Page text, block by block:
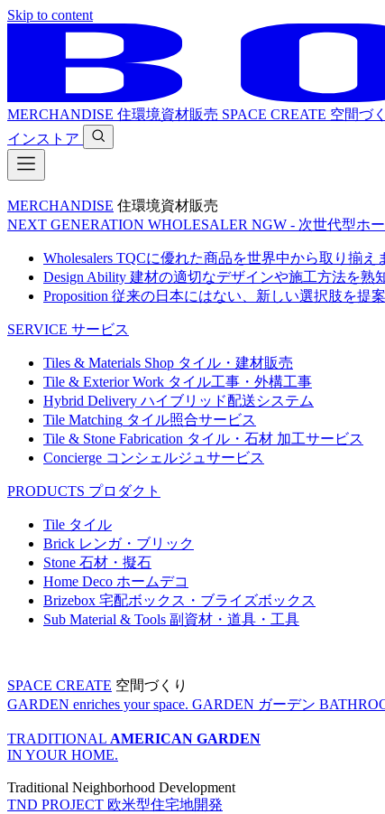
Skip to content
MERCHANDISE 住環境資材販売 SPACE CREATE 空間づ
インストア
MERCHANDISE 住環境資材販売
NEXT GENERATION WHOLESALER NGW - 次世代型ホ
Wholesalers TQCに優れた商品を世界中から取り揃え
Design Ability 建材の適切なデザインや施工方法を熟
Proposition 従来の日本にはない、新しい選択肢を提案
SERVICE サービス
Tiles & Materials Shop タイル・建材販売
Tile & Exterior Work タイル工事・外構工事
Hybrid Delivery ハイブリッド配送システム
Tile Matching タイル照合サービス
Tile & Stone Fabrication タイル・石材 加工サービス
Concierge コンシェルジュサービス
PRODUCTS プロダクト
Tile タイル
Brick レンガ・ブリック
Stone 石材・擬石
Home Deco ホームデコ
Brizebox 宅配ボックス・ブライズボックス
Sub Material & Tools 副資材・道具・工具
SPACE CREATE 空間づくり
GARDEN enriches your space. GARDEN ガーデン
TRADITIONAL AMERICAN GARDEN
IN YOUR HOME.
Traditional Neighborhood Development
TND PROJECT 欧米型住宅地開発